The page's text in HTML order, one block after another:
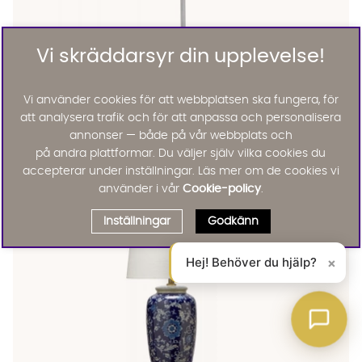
LIAM Bordslampa Grön Finns även i dessa färger:
LIAM Bordslampa Grön
LIAM Bordslampa Grön
LIAM Bordslampa Grön
LIAM Bordslampa Grön
KAMPANJ
676 :-
845 :-
Vi skräddarsyr din upplevelse!
Vi använder cookies för att webbplatsen ska fungera, för
att analysera trafik och för att anpassa och personalisera
annonser — både på vår webbplats och
på andra plattformar. Du väljer själv vilka cookies du
accepterar under inställningar. Läs mer om de cookies vi
använder i vår Cookie-policy.
Inställningar Godkänn
Hej! Behöver du hjälp? ×